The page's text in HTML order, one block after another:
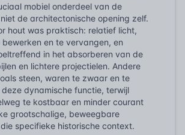
mobiel onderdeel van de
de architectonische opening zelf.
hout was praktisch: relatief licht,
en te vervangen, en
in het absorberen van de
en lichtere projectielen. Andere
steen, waren te zwaar en te
dynamische functie, terwijl
te kostbaar en minder courant
grootschalige, beweegbare
specifieke historische context.